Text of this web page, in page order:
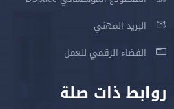
البريد المهني
الفضاء الرقمي للعمل
روابط ذات صلة